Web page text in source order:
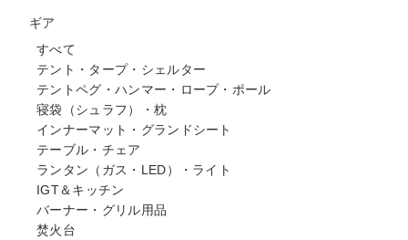
ギア
すべて
テント・タープ・シェルター
テントペグ・ハンマー・ロープ・ポール
寝袋（シュラフ）・枕
インナーマット・グランドシート
テーブル・チェア
ランタン（ガス・LED）・ライト
IGT＆キッチン
バーナー・グリル用品
焚火台